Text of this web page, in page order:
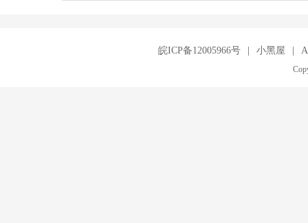
皖ICP备12005966号 小黑屋